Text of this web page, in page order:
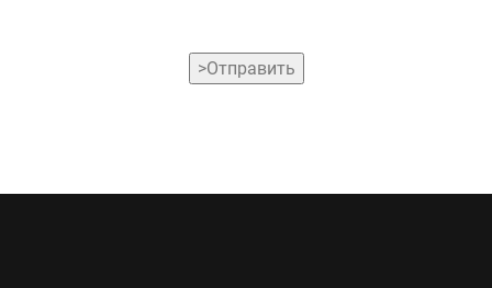
>Отправить